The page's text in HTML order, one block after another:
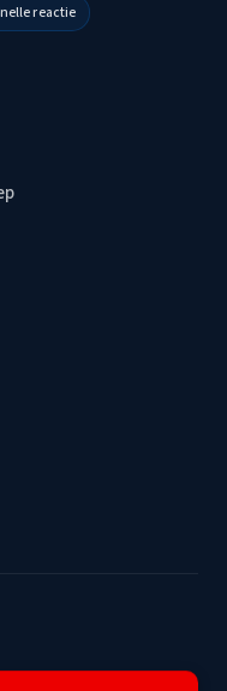
reactie